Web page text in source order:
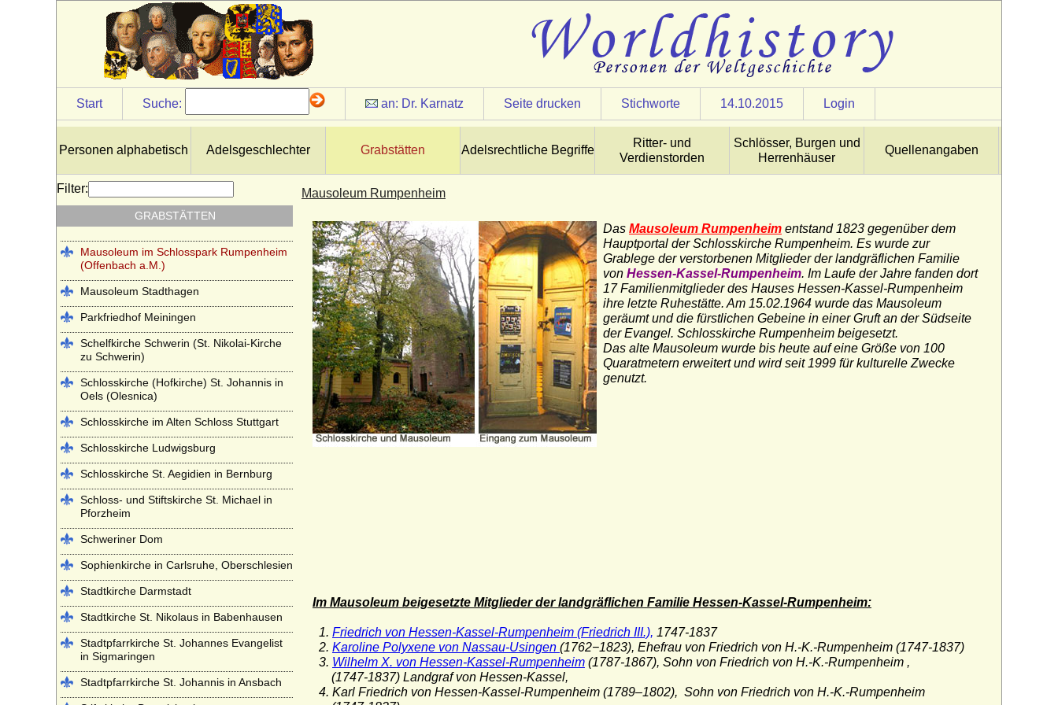
Start Suche: an: Dr. Karnatz Seite drucken Stichworte 14.10.2015 Login
Personen alphabetisch Adelsgeschlechter Grabstätten Adelsrechtliche Begriffe
Ritter- und
Verdienstorden
Schlösser, Burgen und
Herrenhäuser
Quellenangaben
Mausoleum Rumpenheim
Das Mausoleum Rumpenheim entstand 1823 gegenüber dem
Hauptportal der Schlosskirche Rumpenheim. Es wurde zur
Grablege der verstorbenen Mitglieder der landgräflichen Familie
von Hessen-Kassel-Rumpenheim. Im Laufe der Jahre fanden dort
17 Familienmitglieder des Hauses Hessen-Kassel-Rumpenheim
ihre letzte Ruhestätte. Am 15.02.1964 wurde das Mausoleum
geräumt und die fürstlichen Gebeine in einer Gruft an der Südseite
der Evangel. Schlosskirche Rumpenheim beigesetzt.
Das alte Mausoleum wurde bis heute auf eine Größe von 100
Quaratmetern erweitert und wird seit 1999 für kulturelle Zwecke
genutzt.
Im Mausoleum beigesetzte Mitglieder der landgräflichen Familie Hessen-Kassel-Rumpenheim:
1. Friedrich von Hessen-Kassel-Rumpenheim (Friedrich III.), 1747-1837
2. Karoline Polyxene von Nassau-Usingen (1762−1823), Ehefrau von Friedrich von H.-K.-Rumpenheim (1747-1837)
3. Wilhelm X. von Hessen-Kassel-Rumpenheim (1787-1867), Sohn von Friedrich von H.-K.-Rumpenheim ,
(1747-1837) Landgraf von Hessen-Kassel,
4. Karl Friedrich von Hessen-Kassel-Rumpenheim (1789–1802), Sohn von Friedrich von H.-K.-Rumpenheim
Filter:
GRABSTÄTTEN
Kloster Arnsburg (bei Lich in Hessen)
Kloster Chorin
Klosterkirche Heilsbronn (Münster
Heilsbronn)
Lambertikirche in Aurich
Marienkirche Hanau (ehemals Reformierte
Kirche Hanau)
Martinskirche Kassel
Mausoleum im Schlosspark
Charlottenburg
Mausoleum im Schlosspark Rumpenheim
(Offenbach a.M.)
Mausoleum Stadthagen
Parkfriedhof Meiningen
Schelfkirche Schwerin (St. Nikolai-Kirche
zu Schwerin)
Schlosskirche (Hofkirche) St. Johannis in
Oels (Olesnica)
Schlosskirche im Alten Schloss Stuttgart
Schlosskirche Ludwigsburg
Schlosskirche St. Aegidien in Bernburg
Schloss- und Stiftskirche St. Michael in
Pforzheim
Schweriner Dom
Sophienkirche in Carlsruhe, Oberschlesien
Stadtkirche Darmstadt
Stadtkirche St. Nikolaus in Babenhausen
Stadtpfarrkirche St. Johannes Evangelist
in Sigmaringen
Stadtpfarrkirche St. Johannis in Ansbach